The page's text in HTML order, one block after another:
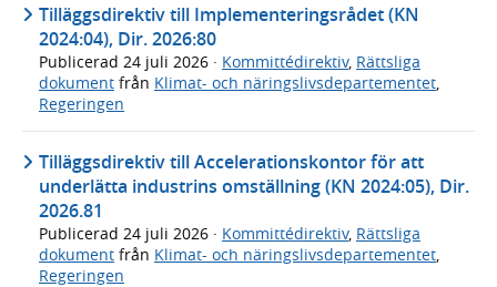
Tilläggsdirektiv till Implementeringsrådet (KN
2024:04), Dir. 2026:80
Publicerad 24 juli 2026 · Kommittédirektiv, Rättsliga
dokument från Klimat- och näringslivsdepartementet,
Regeringen
Tilläggsdirektiv till Accelerationskontor för att
underlätta industrins omställning (KN 2024:05), Dir.
2026.81
Publicerad 24 juli 2026 · Kommittédirektiv, Rättsliga
dokument från Klimat- och näringslivsdepartementet
Regeringen